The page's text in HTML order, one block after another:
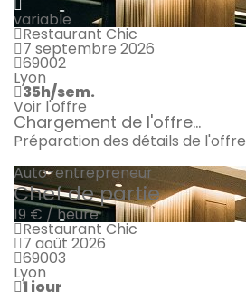
variable
Restaurant Chic
7 septembre 2026
69002
Lyon
35h/sem.
Voir l'offre
Chargement de l'offre...
Préparation des détails de l'offre
Auto-entrepreneur
Chef de partie
19 € / heure
Restaurant Chic
7 août 2026
69003
Lyon
1 jour